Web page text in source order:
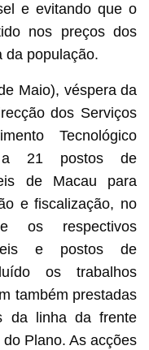
e evitando que o
nos preços dos
da população.
Maio), véspera da
dos Serviços
Tecnológico
a 21 postos de
de Macau para
e fiscalização, no
os respectivos
e postos de
os trabalhos
também prestadas
da linha da frente
Plano. As acções